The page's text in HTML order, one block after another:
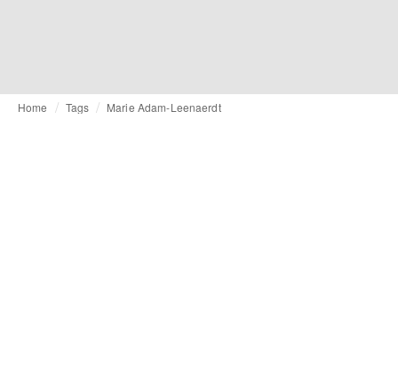
Home Tags Marie Adam-Leenaerdt